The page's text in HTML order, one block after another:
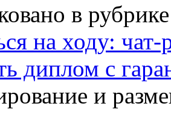
в
на ходу:
диплом с
и